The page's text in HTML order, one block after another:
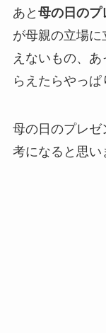
あと 母の日のプ
が母親の立場
えないもの、
らえたらやっぱ
母の日のプレゼ
考になると思い